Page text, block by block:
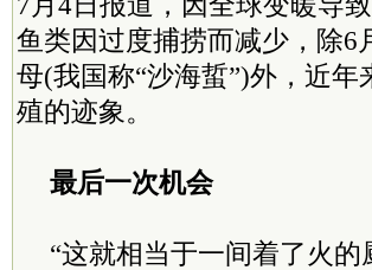
鱼类因过度捕捞而减少，除6
母(我国称“沙海蜇”)外，近
殖的迹象。
最后一次机会
“这就相当于一间着了火